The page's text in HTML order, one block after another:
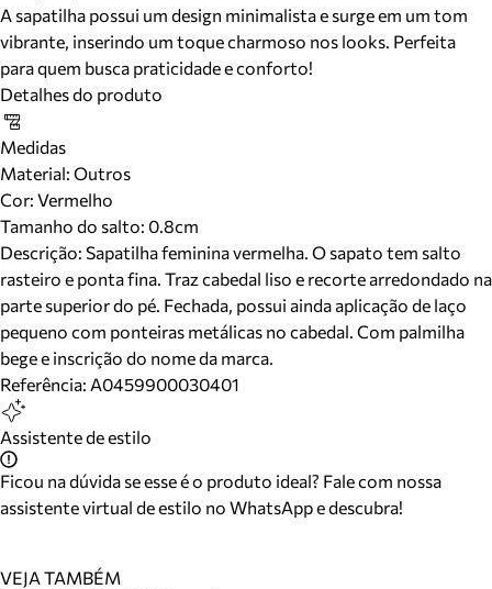
A sapatilha possui um design minimalista e surge em um tom
vibrante, inserindo um toque charmoso nos looks. Perfeita
para quem busca praticidade e conforto!
Detalhes do produto
Medidas
Material: Outros
Cor: Vermelho
Tamanho do salto: 0.8cm
Descrição: Sapatilha feminina vermelha. O sapato tem salto
rasteiro e ponta fina. Traz cabedal liso e recorte arredondado na
parte superior do pé. Fechada, possui ainda aplicação de laço
pequeno com ponteiras metálicas no cabedal. Com palmilha
bege e inscrição do nome da marca.
Referência: A0459900030401
Assistente de estilo
Ficou na dúvida se esse é o produto ideal? Fale com nossa
assistente virtual de estilo no WhatsApp e descubra!
VEJA TAMBÉM